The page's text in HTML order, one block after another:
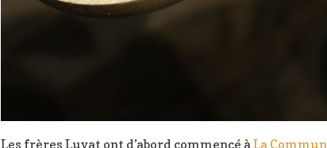
Les frères Luyat ont d’abord commencé àLa